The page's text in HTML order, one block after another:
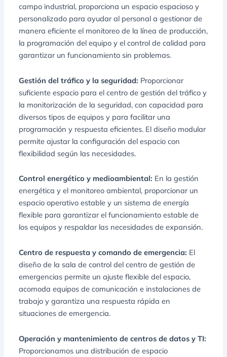
campo industrial, proporciona un espacio espacioso y
personalizado para ayudar al personal a gestionar de
manera eficiente el monitoreo de la línea de producción,
la programación del equipo y el control de calidad para
garantizar un funcionamiento sin problemas.
Gestión del tráfico y la seguridad: Proporcionar
suficiente espacio para el centro de gestión del tráfico y
la monitorización de la seguridad, con capacidad para
diversos tipos de equipos y para facilitar una
programación y respuesta eficientes. El diseño modular
permite ajustar la configuración del espacio con
flexibilidad según las necesidades.
Control energético y medioambiental: En la gestión
energética y el monitoreo ambiental, proporcionar un
espacio operativo estable y un sistema de energía
flexible para garantizar el funcionamiento estable de
los equipos y respaldar las necesidades de expansión.
Centro de respuesta y comando de emergencia: El
diseño de la sala de control del centro de gestión de
emergencias permite un ajuste flexible del espacio,
acomoda equipos de comunicación e instalaciones de
trabajo y garantiza una respuesta rápida en
situaciones de emergencia.
Operación y mantenimiento de centros de datos y TI:
Proporcionamos una distribución de espacio